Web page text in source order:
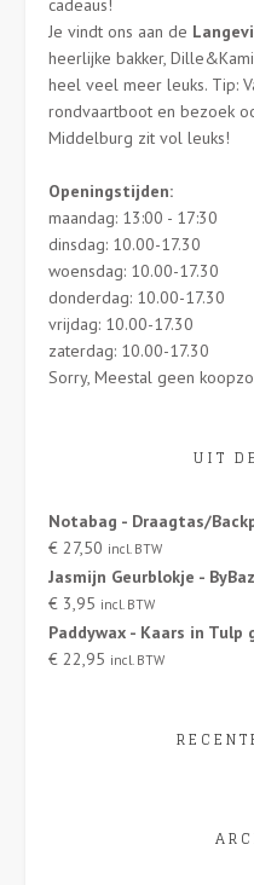
cadeaus!
Je vindt ons aan de
heerlijke bakker,
heel veel meer leuks. Tip:
rondvaartboot en bezoek
Middelburg zit vol leuks!
Openingstijden:
maandag: 13:00 - 17:30
dinsdag: 10.00-17.30
woensdag: 10.00-17.30
donderdag: 10.00-17.30
vrijdag: 10.00-17.30
zaterdag: 10.00-17.30
Sorry, Meestal geen
UIT
Notabag - Draagtas/
€ 27,50 incl. BTW
Jasmijn Geurblokje -
€ 3,95 incl. BTW
Paddywax - Kaars in Tulp
€ 22,95 incl. BTW